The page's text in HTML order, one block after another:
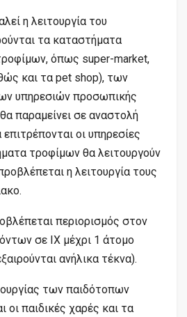
η λειτουργία του
τα καταστήματα
όπως super-market,
και τα pet shop), των
υπηρεσιών προσωπικής
παραμείνει σε αναστολή
οι υπηρεσίες
τροφίμων θα λειτουργούν
η λειτουργία τους
περιορισμός στον
σε ΙΧ μέχρι 1 άτομο
ανήλικα τέκνα).
των παιδότοπων
οι παιδικές χαρές και τα